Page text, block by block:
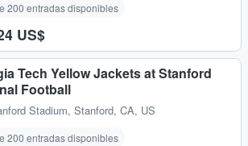
200 entradas disponibles
US$
Tech Yellow Jackets at Stanford
Football
Stadium, Stanford, CA, US
200 entradas disponibles